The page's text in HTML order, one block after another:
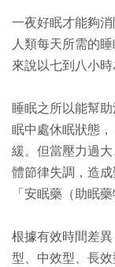
一夜好眠才能夠消
人類每天所需的
來說以七到八小時
睡眠之所以能幫
眠中處休眠狀態
緩。但當壓力過
體節律失調，造
「安眠藥（助眠
根據有效時間差
型、中效型、長